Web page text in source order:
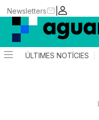
|
Newsletters
ÚLTIMES NOTÍCIES